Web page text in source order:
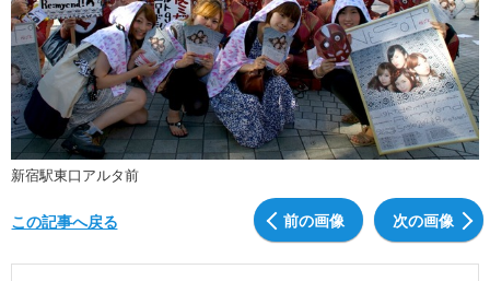
新宿駅東口アルタ前
前の画像 次の画像
この記事へ戻る